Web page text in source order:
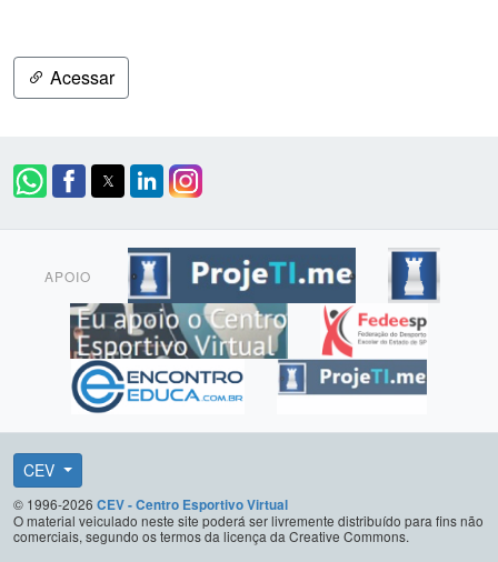
Acessar
APOIO
CEV
© 1996-2026 CEV - Centro Esportivo Virtual
O material veiculado neste site poderá ser livremente distribuído para fins não
comerciais, segundo os termos da licença da Creative Commons.